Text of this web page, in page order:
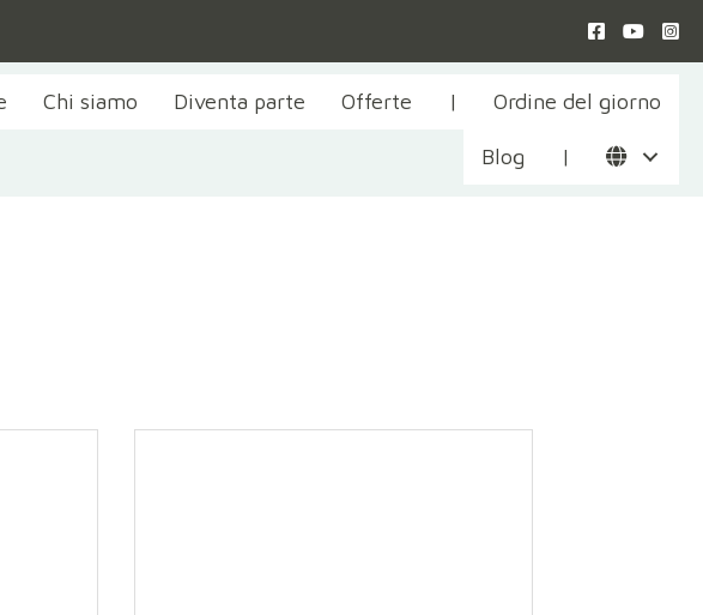
Chi siamo Diventa parte Offerte | Ordine del giorno
Blog |